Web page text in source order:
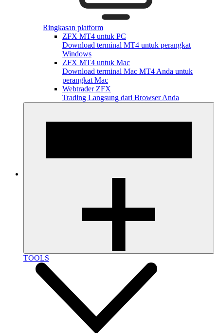
Ringkasan platform
ZFX MT4 untuk PC
Download terminal MT4 untuk perangkat
Windows
ZFX MT4 untuk Mac
Download terminal Mac MT4 Anda untuk
perangkat Mac
Webtrader ZFX
Trading Langsung dari Browser Anda
TOOLS